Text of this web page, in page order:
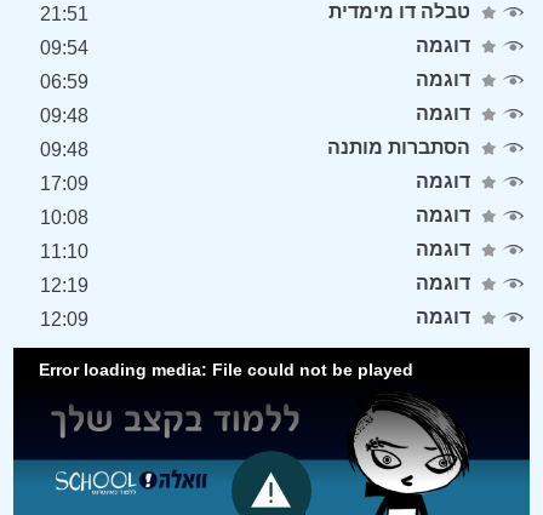
טבלה דו מימדית
21:51
דוגמה
09:54
דוגמה
06:59
דוגמה
09:48
הסתברות מותנה
09:48
דוגמה
17:09
דוגמה
10:08
דוגמה
11:10
דוגמה
12:19
דוגמה
12:09
Error loading media: File could not be played